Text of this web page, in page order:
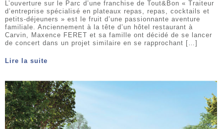
L’ouverture sur le Parc d’une franchise de Tout&Bon « Traiteur
d’entreprise spécialisé en plateaux repas, repas, cocktails et
petits-déjeuners » est le fruit d’une passionnante aventure
familiale. Anciennement à la tête d’un hôtel restaurant à
Carvin, Maxence FERET et sa famille ont décidé de se lancer
de concert dans un projet similaire en se rapprochant […]
Lire la suite